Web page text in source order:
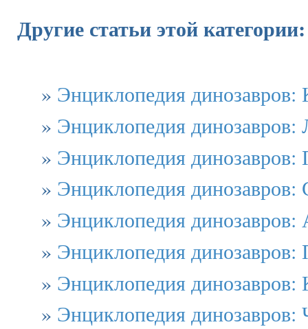
Другие статьи этой категории:
» Энциклопедия динозавров:
» Энциклопедия динозавров:
» Энциклопедия динозавров:
» Энциклопедия динозавров:
» Энциклопедия динозавров:
» Энциклопедия динозавров:
» Энциклопедия динозавров:
» Энциклопедия